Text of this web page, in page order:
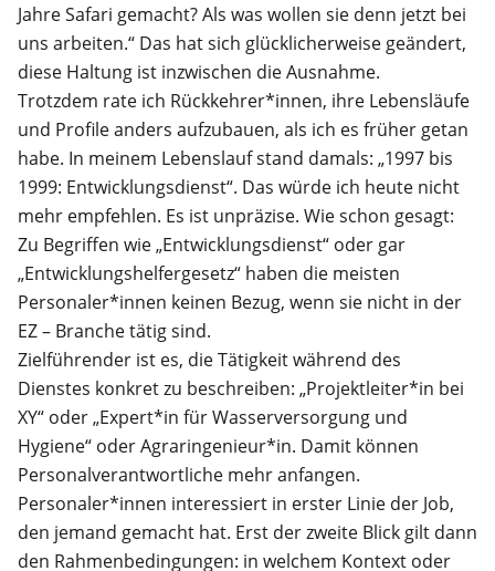
Jahre Safari gemacht? Als was wollen sie denn jetzt bei
uns arbeiten.“ Das hat sich glücklicherweise geändert,
diese Haltung ist inzwischen die Ausnahme.
Trotzdem rate ich Rückkehrer*innen, ihre Lebensläufe
und Profile anders aufzubauen, als ich es früher getan
habe. In meinem Lebenslauf stand damals: „1997 bis
1999: Entwicklungsdienst“. Das würde ich heute nicht
mehr empfehlen. Es ist unpräzise. Wie schon gesagt:
Zu Begriffen wie „Entwicklungsdienst“ oder gar
„Entwicklungshelfergesetz“ haben die meisten
Personaler*innen keinen Bezug, wenn sie nicht in der
EZ – Branche tätig sind.
Zielführender ist es, die Tätigkeit während des
Dienstes konkret zu beschreiben: „Projektleiter*in bei
XY“ oder „Expert*in für Wasserversorgung und
Hygiene“ oder Agraringenieur*in. Damit können
Personalverantwortliche mehr anfangen.
Personaler*innen interessiert in erster Linie der Job,
den jemand gemacht hat. Erst der zweite Blick gilt dann
den Rahmenbedingungen: in welchem Kontext oder